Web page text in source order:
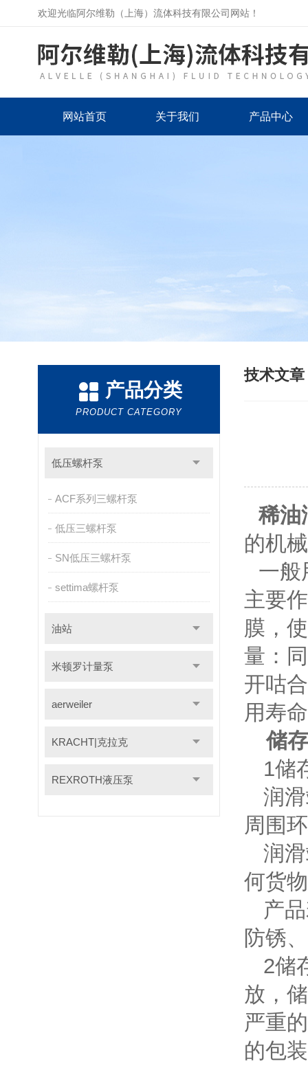
欢迎光临阿尔维勒（上海）流体科技有限公司网站！
网站首页 关于我们 产品中心
产品分类
PRODUCT CATEGORY
低压螺杆泵
ACF系列三螺杆泵
低压三螺杆泵
SN低压三螺杆泵
settima螺杆泵
油站
米顿罗计量泵
aerweiler
KRACHT|克拉克
REXROTH液压泵
技术文章
稀油
的机
一般
主要
膜，
量：
开咕
用寿
储
1储
润
周围
润
何货
产
防锈
2储
放，
严重
的包